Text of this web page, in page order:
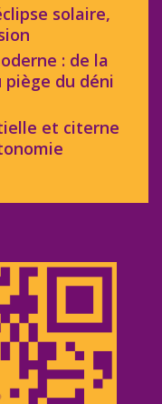
solaire,
: de la
piège du déni
et citerne